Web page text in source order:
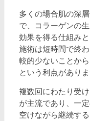
多くの場合肌の深
で、コラーゲンの
効果を得る仕組み
施術は短時間で終
較的少ないことか
という利点がありま
複数回にわたり受
が主流であり、一
空けながら継続す